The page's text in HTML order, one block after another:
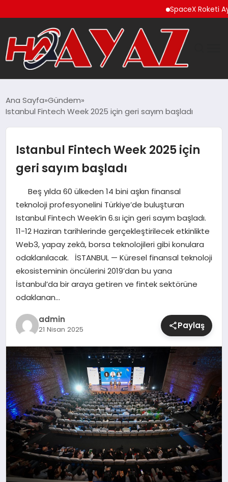
SpaceX Roketi Ay’a
EĞITIM
EKONOMI
MAGAZIN
SIYASET
YAŞAM
Ana Sayfa Gündem
Istanbul Fintech Week 2025 için geri sayım başladı
Istanbul Fintech Week 2025 için
geri sayım başladı
Beş yılda 60 ülkeden 14 bini aşkın finansal
teknoloji profesyonelini Türkiye’de buluşturan
Istanbul Fintech Week’in 6.sı için geri sayım başladı.
11-12 Haziran tarihlerinde gerçekleştirilecek etkinlikte
Web3, yapay zekâ, borsa teknolojileri gibi konulara
odaklanılacak. İSTANBUL — Küresel finansal teknoloji
ekosisteminin öncülerini 2019’dan bu yana
İstanbul’da bir araya getiren ve fintek sektörüne
odaklanan…
admin
21 Nisan 2025 Paylaş